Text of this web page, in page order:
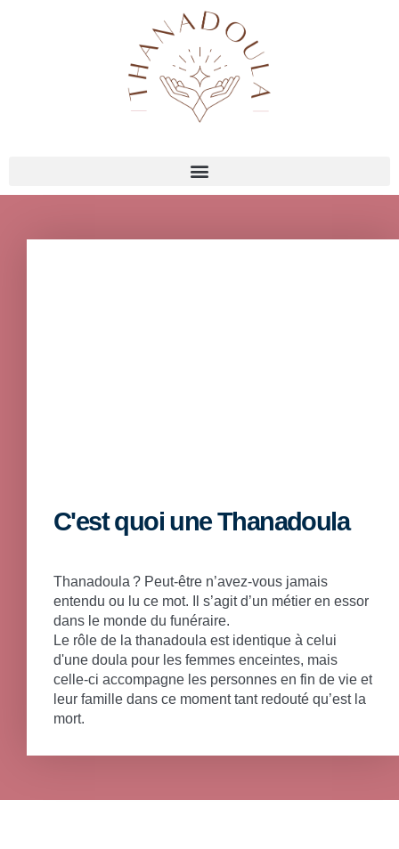
C'est quoi une Thanadoula
Thanadoula ? Peut-être n’avez-vous jamais
entendu ou lu ce mot. Il s’agit d’un métier en essor
dans le monde du funéraire.
Le rôle de la thanadoula est identique à celui
d'une doula pour les femmes enceintes, mais
celle-ci accompagne les personnes en fin de vie et
leur famille dans ce moment tant redouté qu’est la
mort.